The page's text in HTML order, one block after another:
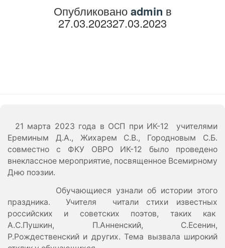
Опубликованоadmin в
27.03.202327.03.2023
21 марта 2023 года в ОСП при ИК-12 учителями
Ереминым Д.А., Жихарем С.В., Городновым С.Б.
совместно с ФКУ ОВРО ИК-12 было проведено
внеклассное мероприятие, посвященное Всемирному
Дню поэзии.
Обучающиеся узнали об истории этого
праздника. Учителя читали стихи известных
российских и советских поэтов, таких как
А.С.Пушкин, П.Анненский, С.Есенин,
Р.Рождественский и других. Тема вызвала широкий